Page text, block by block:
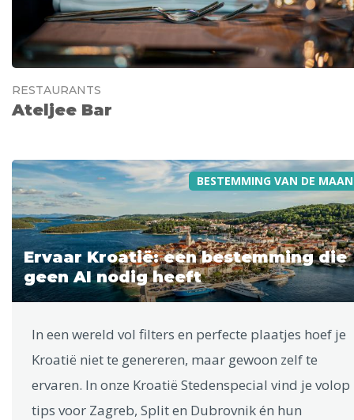
RESTAURANTS
Ateljee Bar
BESTEMMING VAN DE
Ervaar Kroatië: een bestemming die
geen AI nodig heeft
In een wereld vol filters en perfecte plaatjes hoef je
Kroatië niet te genereren, maar gewoon zelf te
ervaren. In onze Kroatië Stedenspecial vind je volop
tips voor Zagreb, Split en Dubrovnik én hun